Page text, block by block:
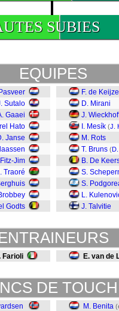
SUBIES
EQUIPES
Sutalo
Gaaei
Hato
Janse
Jim
Traoré
Godts
F. de
D. Mirani
J.
I. Mesík (J.
M. Rots
T. Bruns (
B. De
S.
S.
L.
J. Talvitie
Farioli E. van de
DE
M. Benita